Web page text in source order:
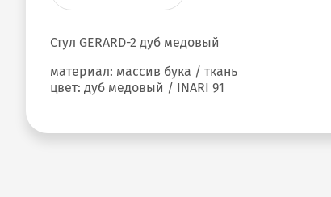
Стул GERARD-2 дуб медовый
материал: массив бука / ткань
цвет: дуб медовый / INARI 91